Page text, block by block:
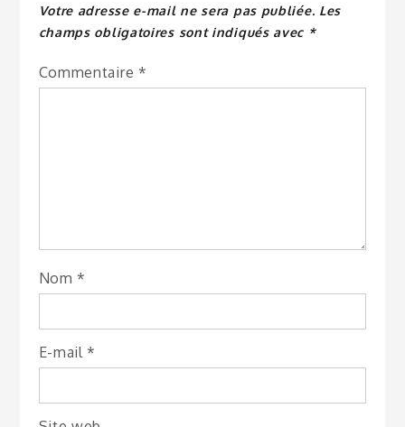
Votre adresse e-mail ne sera pas publiée. Les
champs obligatoires sont indiqués avec *
Commentaire *
Nom *
E-mail *